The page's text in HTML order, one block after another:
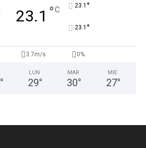
23.1 °C 23.1 °
23.1 °
3.7m/s 0%
°
LUN
29°
MAR
30°
MIE
27°